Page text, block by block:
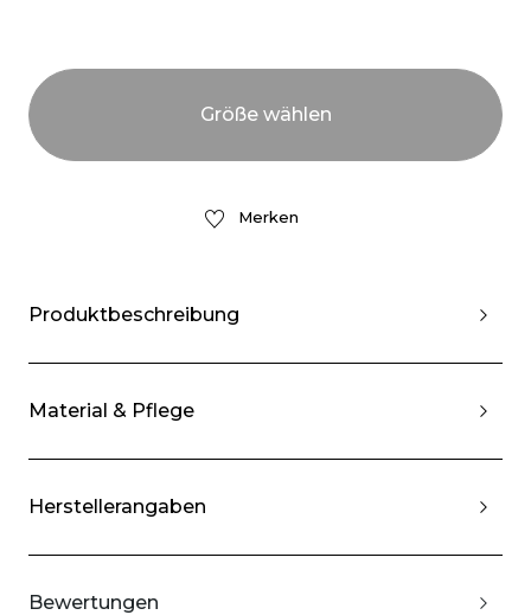
Merken
Produktbeschreibung
Material & Pflege
Herstellerangaben
Bewertungen